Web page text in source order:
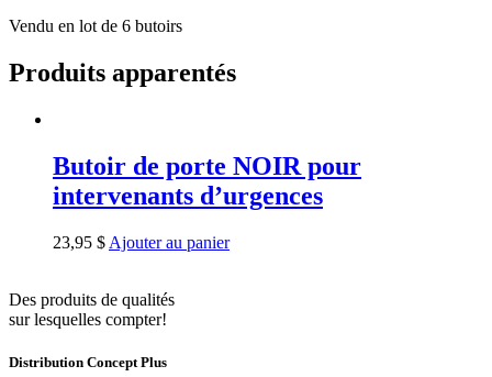
Vendu en lot de 6 butoirs
Produits apparentés
Butoir de porte NOIR pour
intervenants d’urgences
23,95 $ Ajouter au panier
Des produits de qualités
sur lesquelles compter!
Distribution Concept Plus